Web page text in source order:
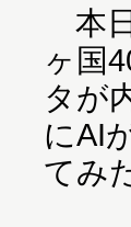
本
ヶ国
タが
にAI
てみ